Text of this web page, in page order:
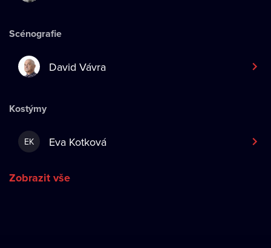
Scénografie
David Vávra
Kostýmy
EK Eva Kotková
Zobrazit vše